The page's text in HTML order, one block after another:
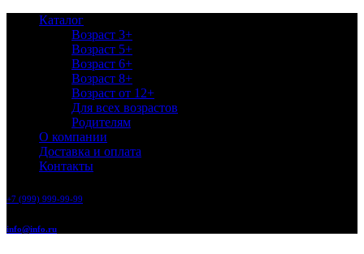
Каталог
Возраст 3+
Возраст 5+
Возраст 6+
Возраст 8+
Возраст от 12+
Для всех возрастов
Родителям
О компании
Доставка и оплата
Контакты
+7 (999) 999-99-99
info@info.ru